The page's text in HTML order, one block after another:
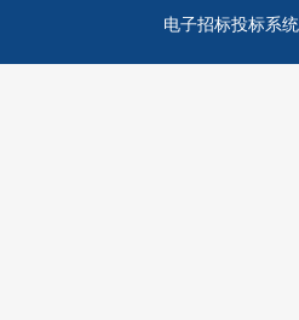
电子招标投标系